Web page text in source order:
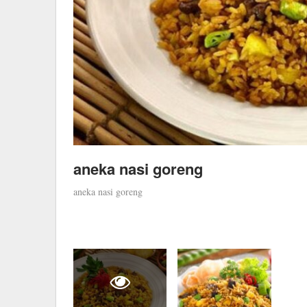
aneka nasi goreng
aneka nasi goreng